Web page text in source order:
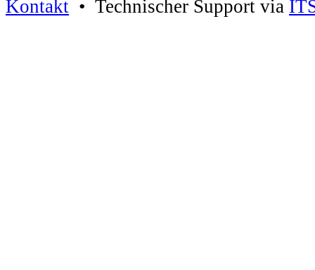
Kontakt • Technischer Support via